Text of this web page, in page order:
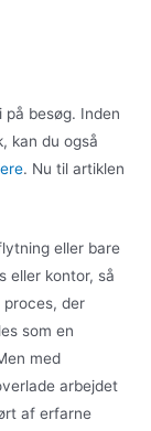
besøg. Inden
kan du også
. Nu til artiklen
eller bare
eller kontor, så
der
som en
med
arbejdet
af erfarne